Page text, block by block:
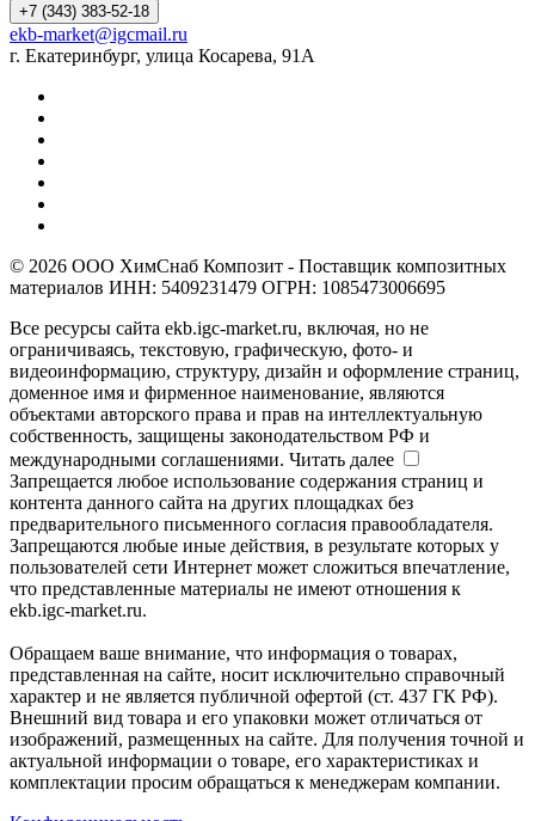
+7 (343) 383-52-18
ekb-market@igcmail.ru
г. Екатеринбург, улица Косарева, 91А
© 2026 ООО ХимСнаб Композит - Поставщик композитных
материалов ИНН: 5409231479 ОГРН: 1085473006695
Все ресурсы сайта ekb.igc-market.ru, включая, но не
ограничиваясь, текстовую, графическую, фото- и
видеоинформацию, структуру, дизайн и оформление страниц,
доменное имя и фирменное наименование, являются
объектами авторского права и прав на интеллектуальную
собственность, защищены законодательством РФ и
международными соглашениями. Читать далее
Запрещается любое использование содержания страниц и
контента данного сайта на других площадках без
предварительного письменного согласия правообладателя.
Запрещаются любые иные действия, в результате которых у
пользователей сети Интернет может сложиться впечатление,
что представленные материалы не имеют отношения к
ekb.igc-market.ru.
Обращаем ваше внимание, что информация о товарах,
представленная на сайте, носит исключительно справочный
характер и не является публичной офертой (ст. 437 ГК РФ).
Внешний вид товара и его упаковки может отличаться от
изображений, размещенных на сайте. Для получения точной и
актуальной информации о товаре, его характеристиках и
комплектации просим обращаться к менеджерам компании.